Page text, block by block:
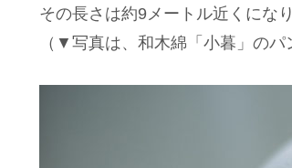
その長さは約9メートル近くになり
（▼写真は、和木綿「小暮」のパ